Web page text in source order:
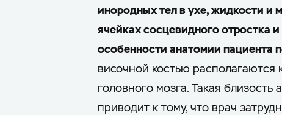
инородных тел в ухе, жидкости и
ячейках сосцевидного отростка
особенности анатомии пациента
височной костью располагаются
головного мозга. Такая близость
приводит к тому, что врач